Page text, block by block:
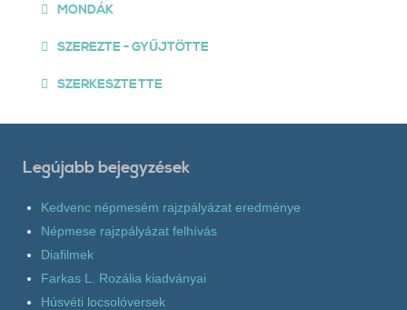
MONDÁK
SZEREZTE - GYŰJTÖTTE
SZERKESZTETTE
Legújabb bejegyzések
Kedvenc népmesém rajzpályázat eredménye
Népmese rajzpályázat felhívás
Diafilmek
Farkas L. Rozália kiadványai
Húsvéti locsolóversek